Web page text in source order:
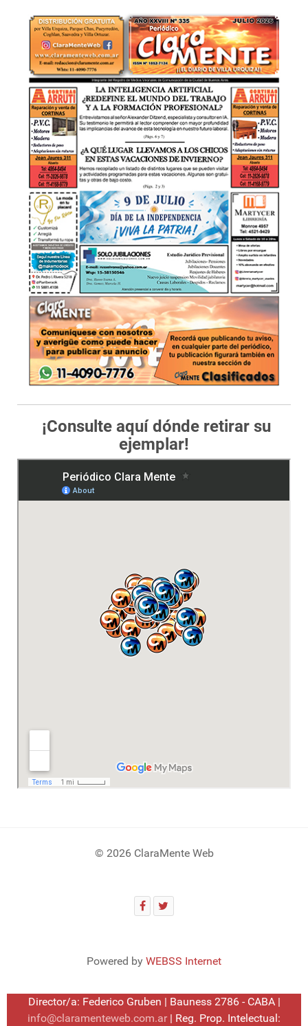
¡Consulte aquí dónde retirar su
ejemplar!
© 2026 ClaraMente Web
Powered by WEBSS Internet
Director/a: Federico Gruben | Bauness 2786 - CABA |
info@claramenteweb.com.ar | Reg. Prop. Intelectual: